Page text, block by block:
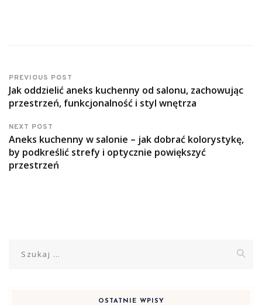
PREVIOUS POST
Jak oddzielić aneks kuchenny od salonu, zachowując
przestrzeń, funkcjonalność i styl wnętrza
NEXT POST
Aneks kuchenny w salonie – jak dobrać kolorystykę,
by podkreślić strefy i optycznie powiększyć
przestrzeń
OSTATNIE WPISY